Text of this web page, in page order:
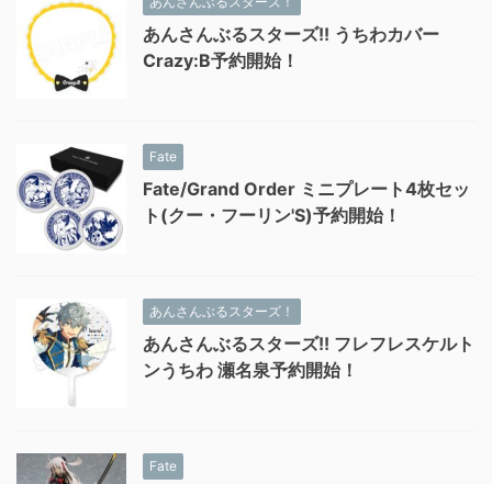
あんさんぶるスターズ!! うちわカバー
Crazy:B予約開始！
Fate
Fate/Grand Order ミニプレート4枚セッ
ト(クー・フーリン'S)予約開始！
あんさんぶるスターズ！
あんさんぶるスターズ!! フレフレスケルト
ンうちわ 瀬名泉予約開始！
Fate